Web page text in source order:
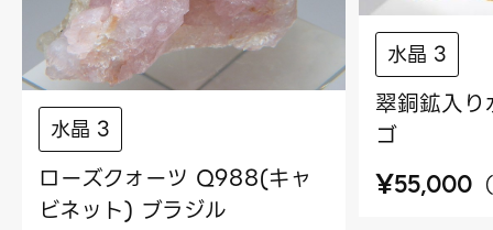
水晶 3
ローズクォーツ Q988(キャ
ビネット) ブラジル
水晶 3
翠銅鉱入
ゴ
¥55,000 （